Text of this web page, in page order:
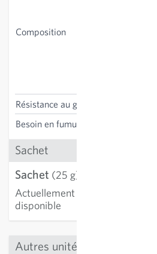
Composition
Résistance au gel
Besoin en fumure
Sachet
Sachet (25 g)
Actuellement non
disponible
Autres unités